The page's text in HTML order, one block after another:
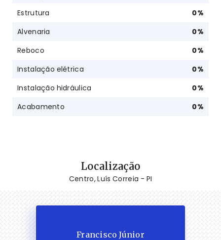
Estrutura
0%
Alvenaria
0%
Reboco
0%
Instalação elétrica
0%
Instalação hidráulica
0%
Acabamento
0%
Localização
Centro, Luís Correia - PI
Francisco Júnior